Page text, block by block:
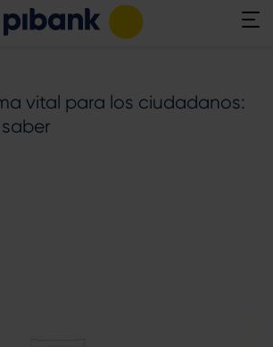
vital para los ciudadanos: